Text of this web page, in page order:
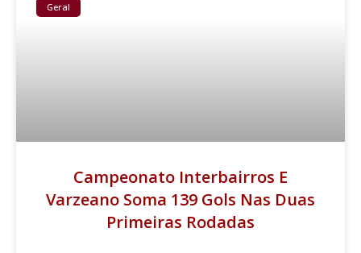
Geral
Campeonato Interbairros E
Varzeano Soma 139 Gols Nas Duas
Primeiras Rodadas